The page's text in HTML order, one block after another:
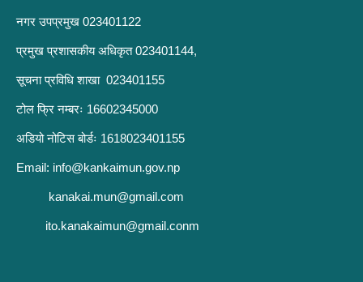
नगर उपप्रमुख 023401122
प्रमुख प्रशासकीय अधिकृत 023401144,
सूचना प्रविधि शाखा 023401155
टोल फ्रि नम्बरः 16602345000
अडियो नोटिस बोर्डः 1618023401155
Email: info@kankaimun.gov.np
kanakai.mun@gmail.com
ito.kanakaimun@gmail.conm